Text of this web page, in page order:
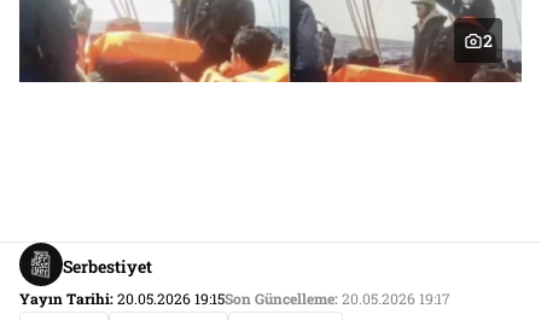
2
Serbestiyet
Yayın Tarihi:20.05.2026 19:15Son Güncelleme:20.05.2026 19:17